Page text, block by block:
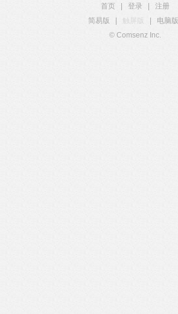
首页 登录
注册
简易版
触屏版 电脑版
© Comsenz Inc.